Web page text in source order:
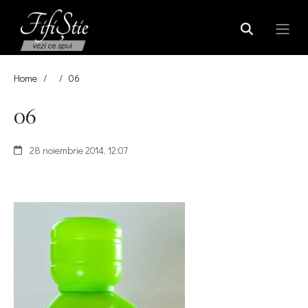
Home / / 06
06
28 noiembrie 2014, 12:07